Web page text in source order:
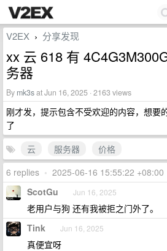
V2EX › 分享发现
xx 云 618 有
务器
By mk3sat Jun 16, 2025 · 2163 views
刚才发，提示包含不受欢迎的内容，想要
了
云
服务器
价格
6 replies • 2025-06-16 15:55:22 +08:00
ScotGu Jun 16, 2025
老用户与狗 还有我被拒之门外了。
Tink Jun 16, 2025
真便宜呀